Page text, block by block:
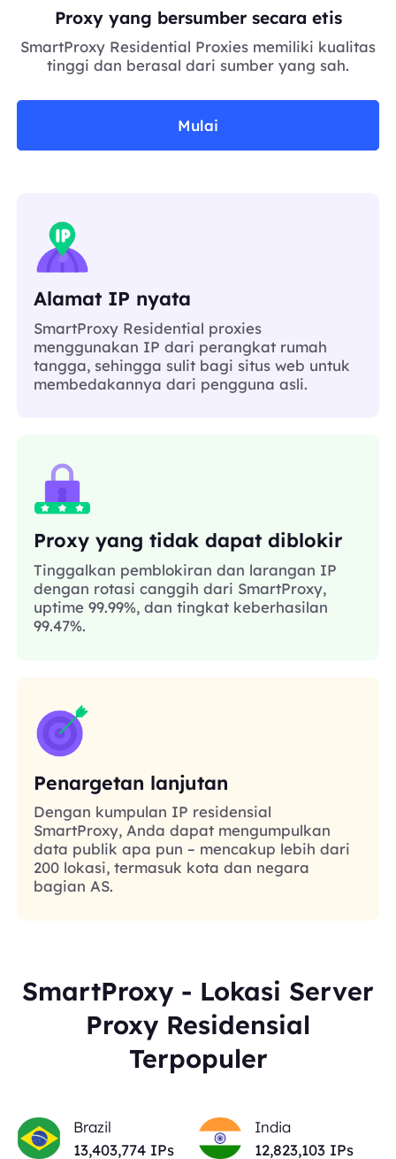
Proxy yang bersumber secara etis
SmartProxy Residential Proxies memiliki kualitas
tinggi dan berasal dari sumber yang sah.
Mulai
Alamat IP nyata
SmartProxy Residential proxies
menggunakan IP dari perangkat rumah
tangga, sehingga sulit bagi situs web untuk
membedakannya dari pengguna asli.
Proxy yang tidak dapat diblokir
Tinggalkan pemblokiran dan larangan IP
dengan rotasi canggih dari SmartProxy,
uptime 99.99%, dan tingkat keberhasilan
99.47%.
Penargetan lanjutan
Dengan kumpulan IP residensial
SmartProxy, Anda dapat mengumpulkan
data publik apa pun – mencakup lebih dari
200 lokasi, termasuk kota dan negara
bagian AS.
SmartProxy - Lokasi Server
Proxy Residensial
Terpopuler
Brazil
13,403,774 IPs
India
12,823,103 IPs